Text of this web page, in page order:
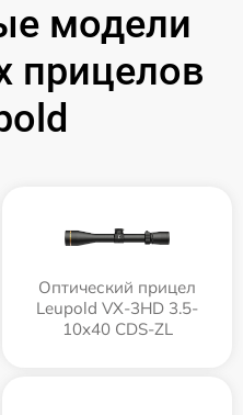
модели
прицелов
Оптический прицел
Leupold VX-3HD 3.5-
10x40 CDS-ZL